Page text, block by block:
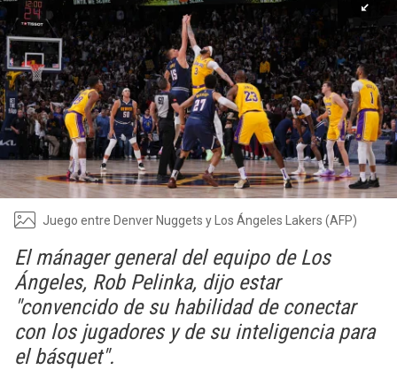
Juego entre Denver Nuggets y Los Ángeles Lakers (AFP)
El mánager general del equipo de Los
Ángeles, Rob Pelinka, dijo estar
"convencido de su habilidad de conectar
con los jugadores y de su inteligencia para
el básquet".